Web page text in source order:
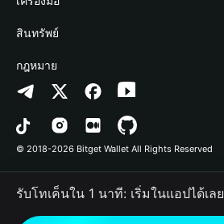
ศูนย์ช่วยเหลือ
ติดต่อเรา
ทรัพยากรข้อมูลของแบรนด์
อาชีพ
Crypto Swap API
Altcoin Season Index
Prediction Markets
DApp
RWA
Bitget Wallet Pay
ลิสต์โปรเจกต์
เทคโนโลยีความปลอดภัย
ซื้อคริปโต
การตรวจจับการอนุญาต
การตรวจจับสัญญา
การโอนเป็นชุด
สินทรัพย์
Arbitrum
Avalanche
Bitcoin
Polygon
กฎหมาย
นโยบายความเป็นส่วนตัว
ข้อตกลงในการใช้บริการ
© 2018-2026 Bitget Wallet All Rights Reserved
รับโทเค็นใน 1 นาที: เริ่มในแอปได้เลย